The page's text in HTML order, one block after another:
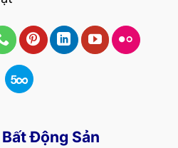
Động Sản